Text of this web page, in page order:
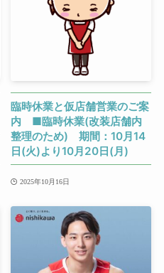
臨時休業と仮店舗営業のご案
内 ■臨時休業(改装店舗内
整理のため) 期間：10月14
日(火)より10月20日(月)
2025年10月16日